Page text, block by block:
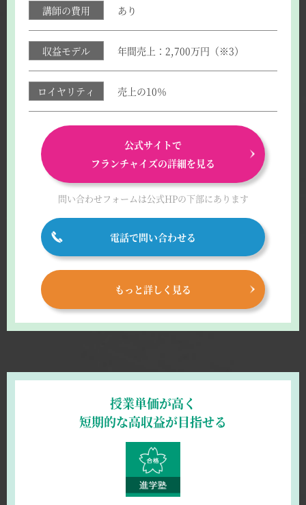
講師の費用 あり
収益モデル 年間売上：2,700万円（※3）
ロイヤリティ 売上の10％
公式サイトで
フランチャイズの詳細を見る
問い合わせフォームは公式HPの下部にあります
電話で問い合わせる
もっと詳しく見る
授業単価が高く
短期的な高収益が目指せる